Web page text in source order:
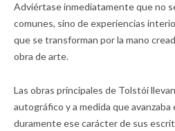
Adviértase inmediatamente que no
comunes, sino de experiencias
que se transforman por la mano
obra de arte.
Las obras principales de Tolstói
autográfico y a medida que
duramente ese carácter de sus